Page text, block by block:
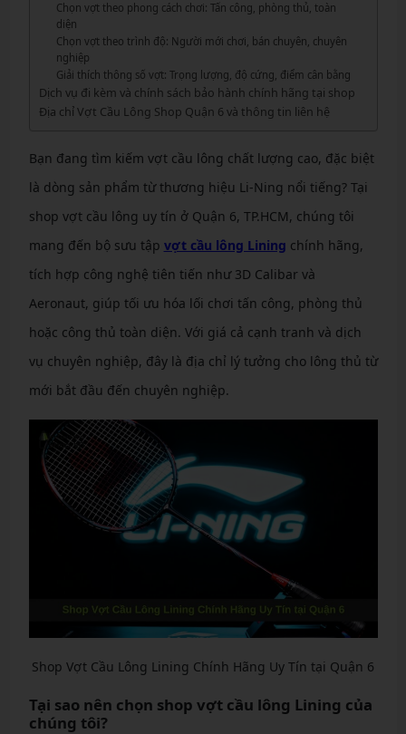
Chọn vợt theo phong cách chơi: Tấn công, phòng thủ, toàn
diện
Chọn vợt theo trình độ: Người mới chơi, bán chuyên, chuyên
nghiệp
Giải thích thông số vợt: Trọng lượng, độ cứng, điểm cân bằng
Dịch vụ đi kèm và chính sách bảo hành chính hãng tại shop
Địa chỉ Vợt Cầu Lông Shop Quận 6 và thông tin liên hệ
Bạn đang tìm kiếm vợt cầu lông chất lượng cao, đặc biệt
là dòng sản phẩm từ thương hiệu Li-Ning nổi tiếng? Tại
shop vợt cầu lông uy tín ở Quận 6, TP.HCM, chúng tôi
mang đến bộ sưu tập vợt cầu lông Lining chính hãng,
tích hợp công nghệ tiên tiến như 3D Calibar và
Aeronaut, giúp tối ưu hóa lối chơi tấn công, phòng thủ
hoặc công thủ toàn diện. Với giá cả cạnh tranh và dịch
vụ chuyên nghiệp, đây là địa chỉ lý tưởng cho lông thủ từ
mới bắt đầu đến chuyên nghiệp.
Shop Vợt Cầu Lông Lining Chính Hãng Uy Tín tại Quận 6
Tại sao nên chọn shop vợt cầu lông Lining của
chúng tôi?